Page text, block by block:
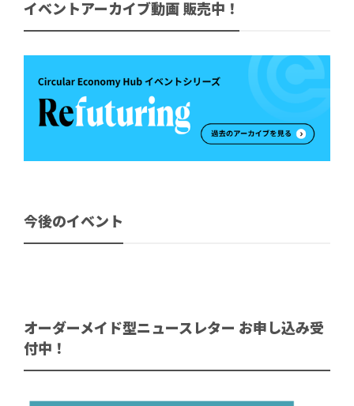
イベントアーカイブ動画 販売中！
今後のイベント
オーダーメイド型ニュースレター お申し込み受
付中！